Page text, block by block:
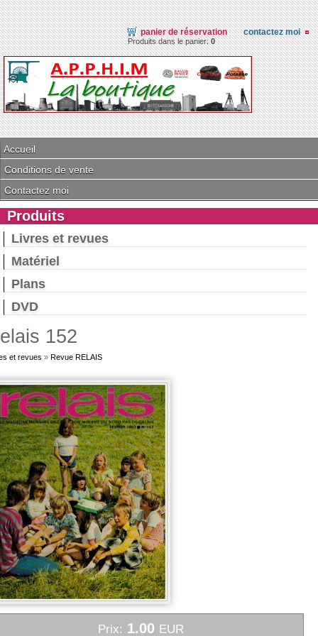
panier de réservation
Produits dans le panier:0
contactez moi
Accueil
Conditions de vente
Contactez moi
Produits
Livres et revues
Matériel
Plans
DVD
152
et revues » Revue RELAIS
Prix: 1.00 EUR